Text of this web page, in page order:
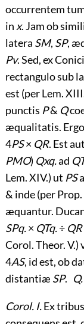
occurrentem
in x. Jam ob
latera SM, SP,
Pv. Sed, ex
rectangulo sub
est (per Lem.
punctis P& Q
æqualitatis. Ergo
4PS× QR. Est
PMO) Qxq.ad
Lem. XIV.) ut PS
& inde (per Prop.
æquantur.
SPq.× QTq.÷ QR
Corol. Theor.
4AS, id est, ob
distantiæ SP.
Corol. I.Ex